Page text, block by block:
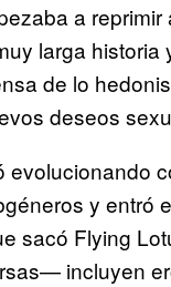
a
larga
de lo
deseos
evolucionando
y entró
sacó Flying
incluyen